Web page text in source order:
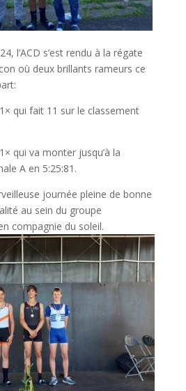
l’ACD s’est rendu à la régate
où deux brillants rameurs ce
qui fait 11 sur le classement
qui va monter jusqu’à la
A en 5:25:81.
journée pleine de bonne
au sein du groupe
compagnie du soleil.